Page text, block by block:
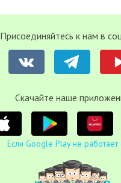
Присоединяйтесь к нам в
Cкачайте наше
Если Google Play не работает